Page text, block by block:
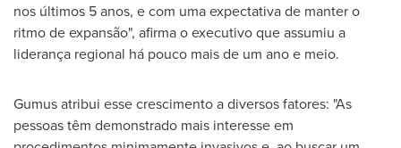
nos últimos 5 anos, e com uma expectativa de manter o
ritmo de expansão", afirma o executivo que assumiu a
liderança regional há pouco mais de um ano e meio.
Gumus atribui esse crescimento a diversos fatores: "As
pessoas têm demonstrado mais interesse em